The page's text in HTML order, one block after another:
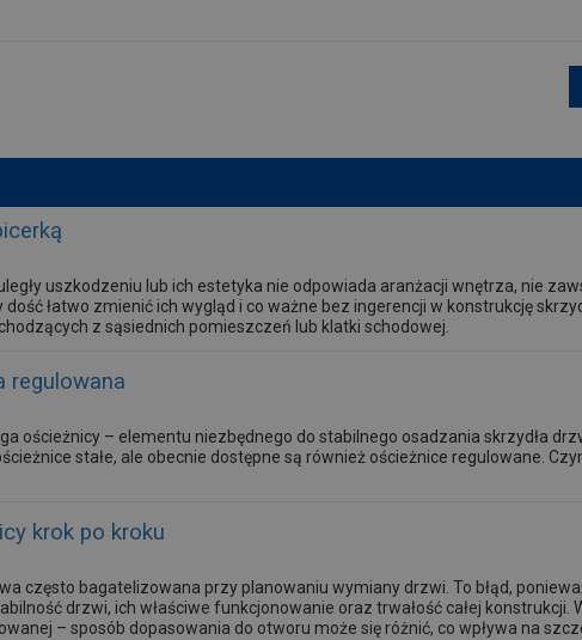
uszkodzeniu lub ich estetyka nie odpowiada aranżacji wnętrza, nie
łatwo zmienić ich wygląd i co ważne bez ingerencji w konstrukcję
z sąsiednich pomieszczeń lub klatki schodowej.
regulowana
ościeżnicy – elementu niezbędnego do stabilnego osadzania skrzydła
stałe, ale obecnie dostępne są również ościeżnice regulowane.
krok po kroku
często bagatelizowana przy planowaniu wymiany drzwi. To błąd,
drzwi, ich właściwe funkcjonowanie oraz trwałość całej konstrukcji.
– sposób dopasowania do otworu może się różnić, co wpływa na